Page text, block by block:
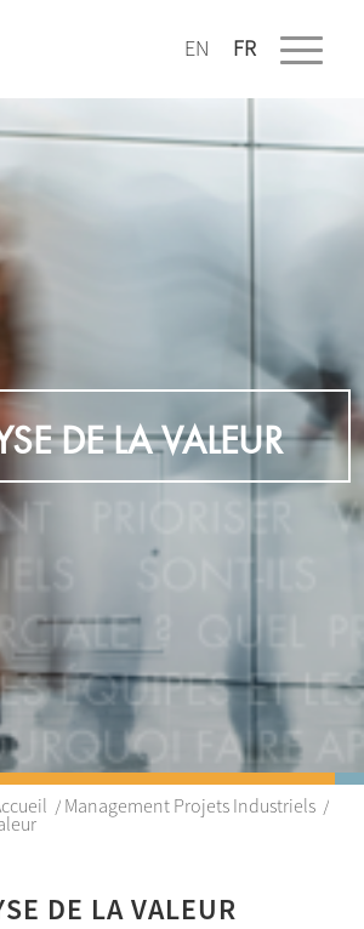
DE LA VALEUR
/ Management Projets Industriels /
DE LA VALEUR